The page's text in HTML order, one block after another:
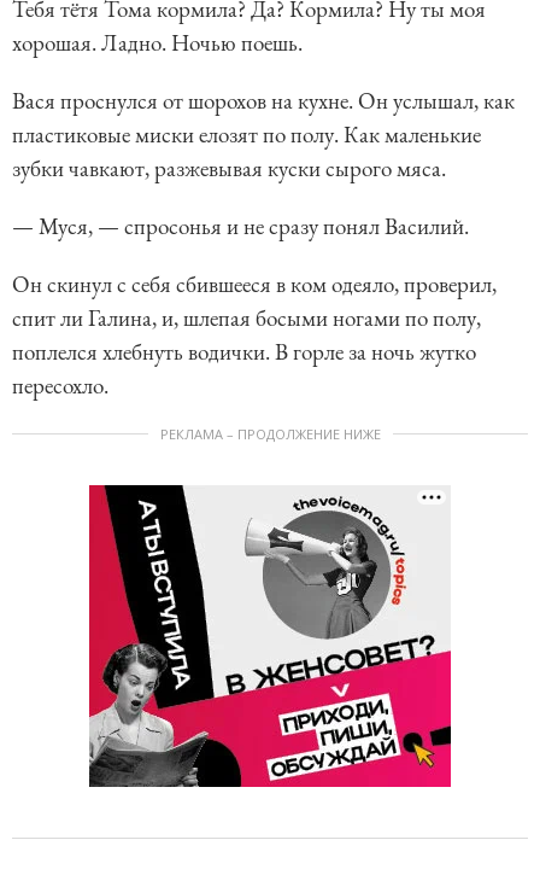
Тебя тётя Тома кормила? Да? Кормила? Ну ты моя
хорошая. Ладно. Ночью поешь.
Вася проснулся от шорохов на кухне. Он услышал, как
пластиковые миски елозят по полу. Как маленькие
зубки чавкают, разжевывая куски сырого мяса.
— Муся, — спросонья и не сразу понял Василий.
Он скинул с себя сбившееся в ком одеяло, проверил,
спит ли Галина, и, шлепая босыми ногами по полу,
поплелся хлебнуть водички. В горле за ночь жутко
пересохло.
РЕКЛАМА – ПРОДОЛЖЕНИЕ НИЖЕ